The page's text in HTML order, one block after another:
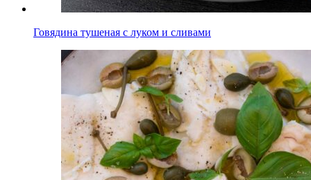
Говядина тушеная с луком и сливами